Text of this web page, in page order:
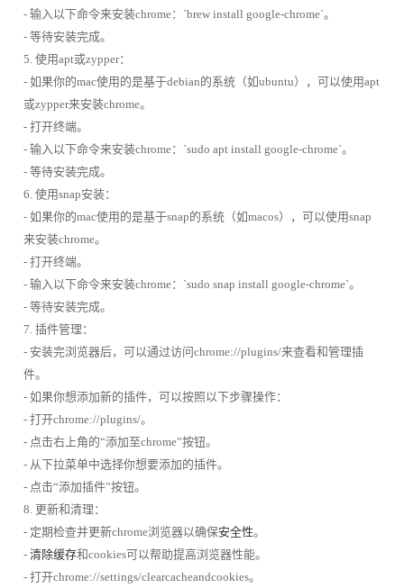
- 输入以下命令来安装chrome：`brew install google-chrome`。
- 等待安装完成。
5. 使用apt或zypper：
- 如果你的mac使用的是基于debian的系统（如ubuntu），可以使用apt
或zypper来安装chrome。
- 打开终端。
- 输入以下命令来安装chrome：`sudo apt install google-chrome`。
- 等待安装完成。
6. 使用snap安装：
- 如果你的mac使用的是基于snap的系统（如macos），可以使用snap
来安装chrome。
- 打开终端。
- 输入以下命令来安装chrome：`sudo snap install google-chrome`。
- 等待安装完成。
7. 插件管理：
- 安装完浏览器后，可以通过访问chrome://plugins/来查看和管理插
件。
- 如果你想添加新的插件，可以按照以下步骤操作：
- 打开chrome://plugins/。
- 点击右上角的“添加至chrome”按钮。
- 从下拉菜单中选择你想要添加的插件。
- 点击“添加插件”按钮。
8. 更新和清理：
- 定期检查并更新chrome浏览器以确保安全性。
- 清除缓存和cookies可以帮助提高浏览器性能。
- 打开chrome://settings/clearcacheandcookies。